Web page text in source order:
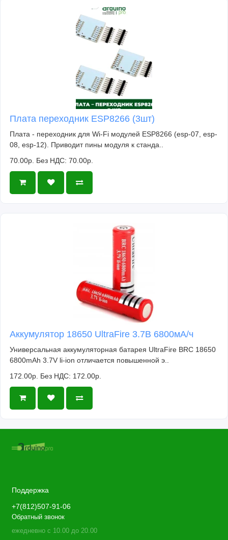
Плата переходник ESP8266 (3шт)
Плата - переходник для Wi-Fi модулей ESP8266 (esp-07, esp-
08, esp-12). Приводит пины модуля к станда..
70.00р. Без НДС: 70.00р.
Аккумулятор 18650 UltraFire 3.7В 6800мА/ч
Универсальная аккумуляторная батарея UltraFire BRC 18650
6800mAh 3.7V li-ion отличается повышенной э..
172.00р. Без НДС: 172.00р.
Поддержка
+7(812)507-91-06
Обратный звонок
ежедневно с 10.00 до 20.00